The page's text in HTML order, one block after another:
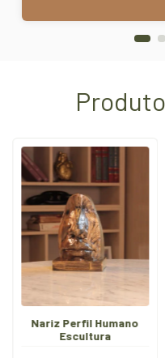
Nariz Perfil Humano
Escultura